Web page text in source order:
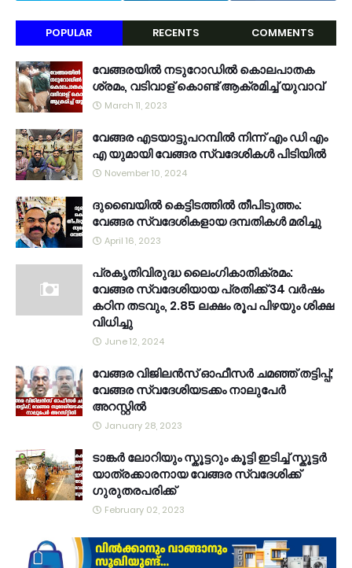
POPULAR RECENTS COMMENTS
വേങ്ങരയിൽ നടുറോഡിൽ കൊലപാതക
ശ്രമം, വടിവാള് കൊണ്ട് ആക്രമിച്ച് യുവാവ്
March 11, 2023
വേങ്ങര എടയാട്ടുപറമ്പിൽ നിന്ന് എം ഡി എം
എ യുമായി വേങ്ങര സ്വദേശികൾ പിടിയിൽ
November 10, 2024
ദുബൈയിൽ കെട്ടിടത്തിൽ തീപിടുത്തം:
വേങ്ങര സ്വദേശികളായ ദമ്പതികൾ മരിച്ചു
April 16, 2023
പ്രകൃതിവിരുദ്ധ ലൈംഗികാതിക്രമം:
വേങ്ങര സ്വദേശിയായ പ്രതിക്ക് 34 വര്‍ഷം
കഠിന തടവും, 2.85 ലക്ഷം രൂപ പിഴയും ശിക്ഷ
വിധിച്ചു
June 12, 2024
വേങ്ങര വിജിലൻസ് ഓഫീസർ ചമഞ്ഞ് തട്ടിപ്പ്;
വേങ്ങര സ്വദേശിയടക്കം നാലുപേർ
അറസ്റ്റിൽ
January 28, 2023
ടാങ്കർ ലോറിയും സ്കൂട്ടറും കൂട്ടി ഇടിച്ച് സ്കൂട്ടർ
യാത്രക്കാരനായ വേങ്ങര സ്വദേശിക്ക്
ഗുരുതരപരിക്ക്
February 02, 2023